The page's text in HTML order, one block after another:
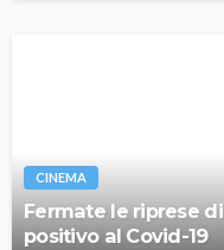
CINEMA
Fermate le riprese
positivo al Covid-19